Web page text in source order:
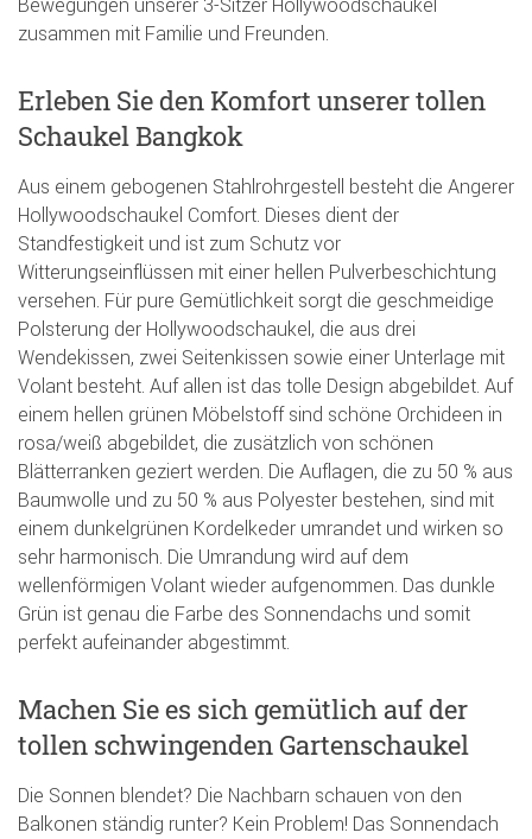
Bewegungen unserer 3-Sitzer Hollywoodschaukel
zusammen mit Familie und Freunden.
Erleben Sie den Komfort unserer tollen
Schaukel Bangkok
Aus einem gebogenen Stahlrohrgestell besteht die Angerer
Hollywoodschaukel Comfort. Dieses dient der
Standfestigkeit und ist zum Schutz vor
Witterungseinflüssen mit einer hellen Pulverbeschichtung
versehen. Für pure Gemütlichkeit sorgt die geschmeidige
Polsterung der Hollywoodschaukel, die aus drei
Wendekissen, zwei Seitenkissen sowie einer Unterlage mit
Volant besteht. Auf allen ist das tolle Design abgebildet. Auf
einem hellen grünen Möbelstoff sind schöne Orchideen in
rosa/weiß abgebildet, die zusätzlich von schönen
Blätterranken geziert werden. Die Auflagen, die zu 50 % aus
Baumwolle und zu 50 % aus Polyester bestehen, sind mit
einem dunkelgrünen Kordelkeder umrandet und wirken so
sehr harmonisch. Die Umrandung wird auf dem
wellenförmigen Volant wieder aufgenommen. Das dunkle
Grün ist genau die Farbe des Sonnendachs und somit
perfekt aufeinander abgestimmt.
Machen Sie es sich gemütlich auf der
tollen schwingenden Gartenschaukel
Die Sonnen blendet? Die Nachbarn schauen von den
Balkonen ständig runter? Kein Problem! Das Sonnendach